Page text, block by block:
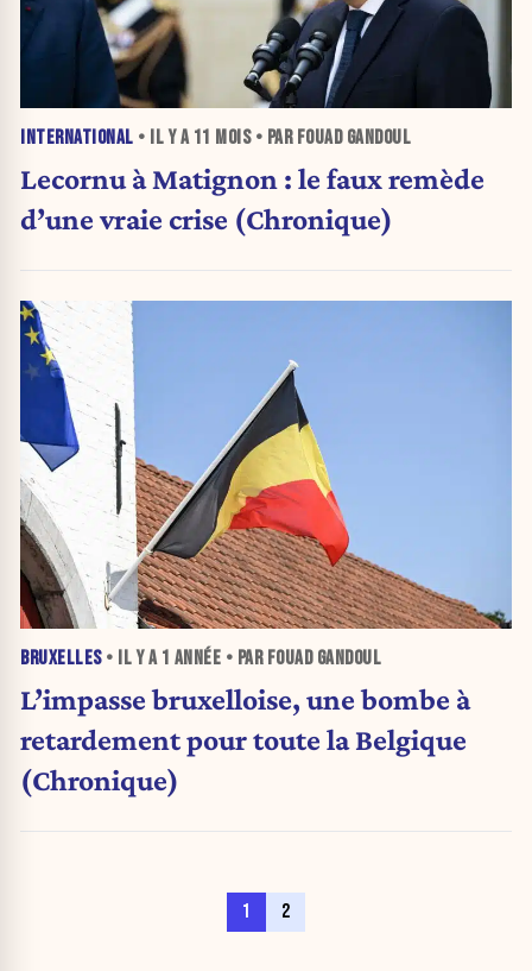
INTERNATIONAL • IL Y A 11 MOIS• PAR FOUAD GANDOUL
Lecornu à Matignon : le faux remède
d’une vraie crise (Chronique)
BRUXELLES• IL Y A 1 ANNÉE • PAR FOUAD GANDOUL
L’impasse bruxelloise, une bombe à
retardement pour toute la Belgique
(Chronique)
1 2